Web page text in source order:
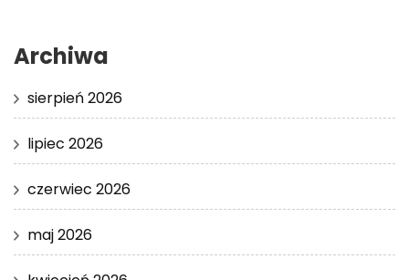
Archiwa
sierpień 2026
lipiec 2026
czerwiec 2026
maj 2026